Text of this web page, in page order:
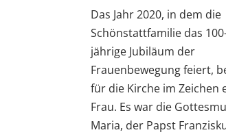
Das Jahr 2020, in dem die
Schönstattfamilie das
jährige Jubiläum der
Frauenbewegung feiert,
für die Kirche im Zeichen
Frau. Es war die
Maria, der Papst